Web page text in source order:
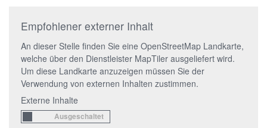
Empfohlener externer Inhalt
An dieser Stelle finden Sie eine OpenStreetMap Landkarte,
welche über den Dienstleister MapTiler ausgeliefert wird.
Um diese Landkarte anzuzeigen müssen Sie der
Verwendung von externen Inhalten zustimmen.
Externe Inhalte